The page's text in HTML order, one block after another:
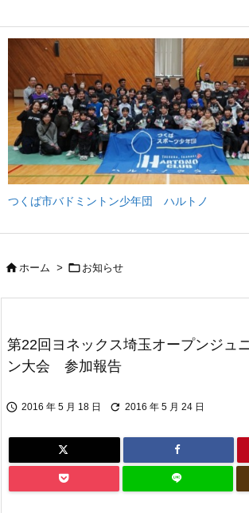
つくば市バドミントン少年団 ハルトノ
ホーム >  お知らせ
第22回ヨネックス埼玉オープンジュ
ン大会 参加報告
 2016 年 5 月 18 日  2016 年 5 月 24 日